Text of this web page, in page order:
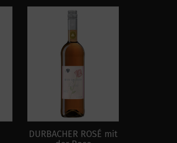
DURBACHER ROSÉ mit